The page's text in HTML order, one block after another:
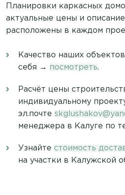
Планировки каркасных
актуальные цены и
расположены в каждом
Качество наших
себя → посмотреть.
Расчёт цены
индивидуальному
эл.почте
менеджера в Калуге по
Узнайте стоимость
на участки в Калужской